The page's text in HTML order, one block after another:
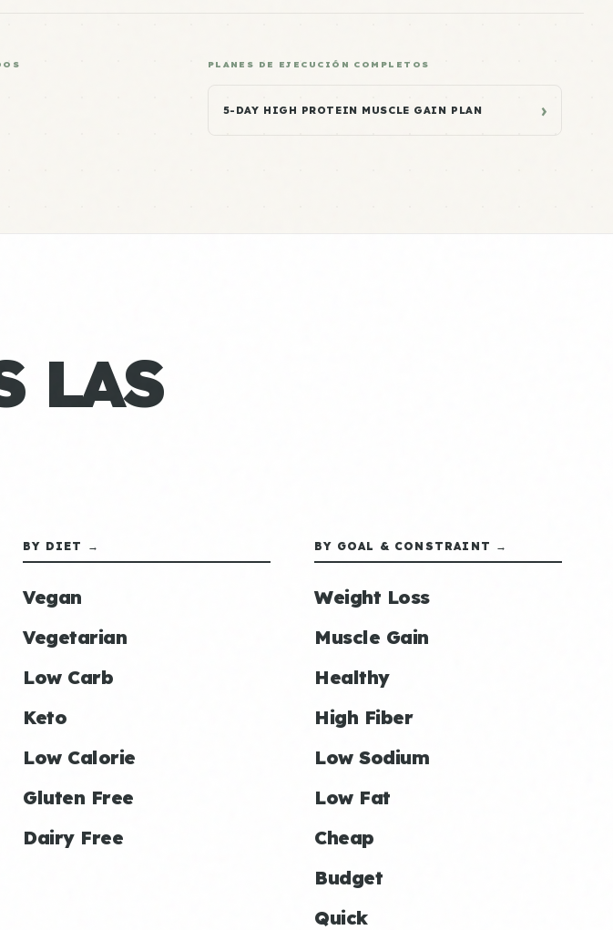
PLANES DE EJECUCIÓN COMPLETOS
5-DAY HIGH PROTEIN MUSCLE GAIN PLAN ›
LAS
BY DIET →
Vegan
Vegetarian
Low Carb
Keto
Low Calorie
Gluten Free
Dairy Free
BY GOAL & CONSTRAINT →
Weight Loss
Muscle Gain
Healthy
High Fiber
Low Sodium
Low Fat
Cheap
Budget
Quick